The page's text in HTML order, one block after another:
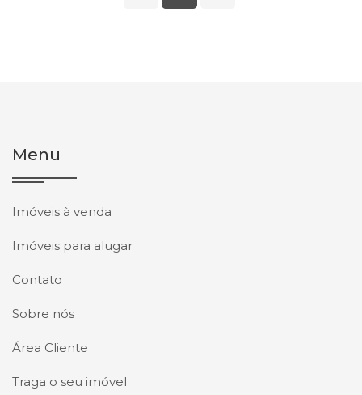
Menu
Imóveis à venda
Imóveis para alugar
Contato
Sobre nós
Área Cliente
Traga o seu imóvel